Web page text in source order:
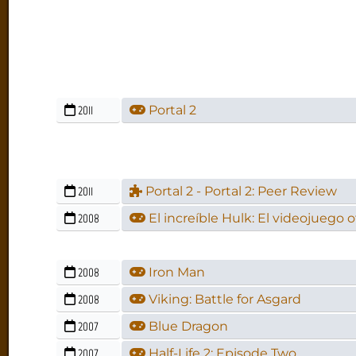
2011 Portal 2
2011 Portal 2 - Portal 2: Peer Review
2008 El increíble Hulk: El videojuego
2008 Iron Man
2008 Viking: Battle for Asgard
2007 Blue Dragon